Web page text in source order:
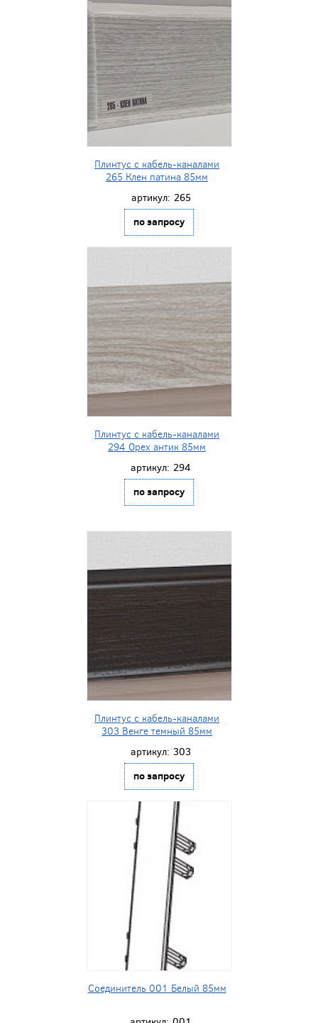
Плинтус с кабель-каналами
265 Клен патина 85мм
артикул: 265
по запросу
Плинтус с кабель-каналами
294 Орех антик 85мм
артикул: 294
по запросу
Плинтус с кабель-каналами
303 Венге темный 85мм
артикул: 303
по запросу
Соединитель 001 Белый 85мм